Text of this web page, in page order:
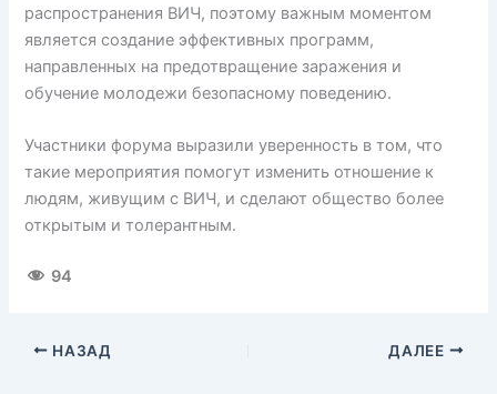
распространения ВИЧ, поэтому важным моментом
является создание эффективных программ,
направленных на предотвращение заражения и
обучение молодежи безопасному поведению.
Участники форума выразили уверенность в том, что
такие мероприятия помогут изменить отношение к
людям, живущим с ВИЧ, и сделают общество более
открытым и толерантным.
94
НАЗАД ДАЛЕЕ